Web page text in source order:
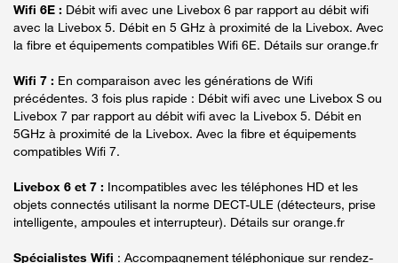
Wifi 6E : Débit wifi avec une Livebox 6 par rapport au débit wifi
avec la Livebox 5. Débit en 5 GHz à proximité de la Livebox. Avec
la fibre et équipements compatibles Wifi 6E. Détails sur orange.fr
Wifi 7 : En comparaison avec les générations de Wifi
précédentes. 3 fois plus rapide : Débit wifi avec une Livebox S ou
Livebox 7 par rapport au débit wifi avec la Livebox 5. Débit en
5GHz à proximité de la Livebox. Avec la fibre et équipements
compatibles Wifi 7.
Livebox 6 et 7 : Incompatibles avec les téléphones HD et les
objets connectés utilisant la norme DECT-ULE (détecteurs, prise
intelligente, ampoules et interrupteur). Détails sur orange.fr
Spécialistes Wifi : Accompagnement téléphonique sur rendez-